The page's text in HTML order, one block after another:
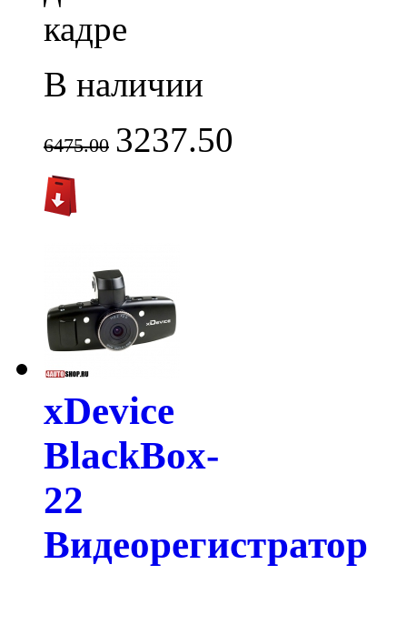
кадре
В наличии
6475.00 3237.50
xDevice
BlackBox-
22
Видеорегистратор